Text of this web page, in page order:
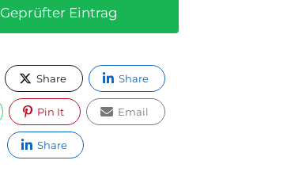
Geprüfter Eintrag
Share Share
Pin It Email
Share